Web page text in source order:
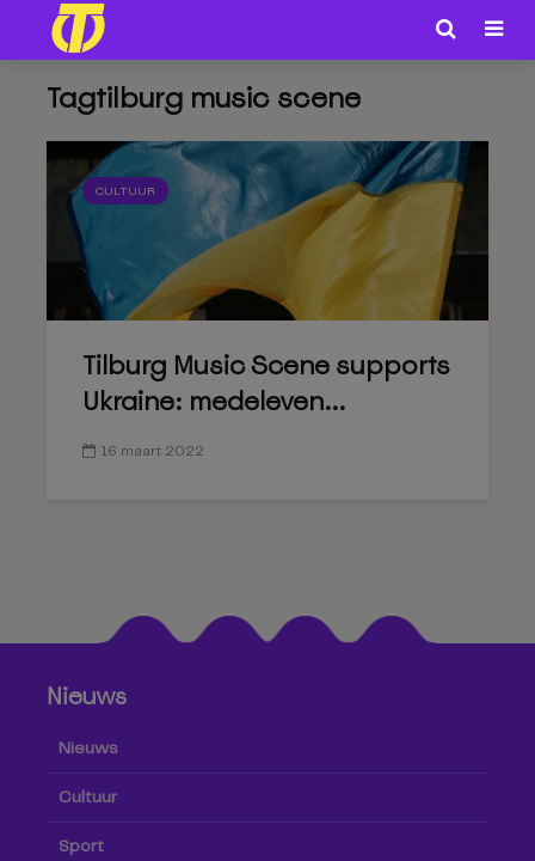
Tagtilburg music scene
CULTUUR
Tilburg Music Scene supports
Ukraine: medeleven...
16 maart 2022
Nieuws
Nieuws
Cultuur
Sport